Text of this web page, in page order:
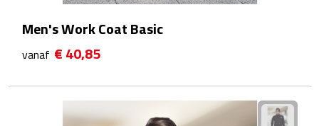
Zelfklevende memo's
Hoofdtelefoons
Men's Work Coat Basic
vanaf € 40,85